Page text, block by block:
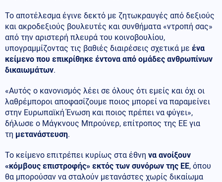
Το αποτέλεσμα έγινε δεκτό με ζητωκραυγές από δεξιούς
και ακροδεξιούς βουλευτές και συνθήματα «ντροπή σας»
από την αριστερή πλευρά του κοινοβουλίου,
υπογραμμίζοντας τις βαθιές διαιρέσεις σχετικά με ένα
κείμενο που επικρίθηκε έντονα από ομάδες ανθρωπίνων
δικαιωμάτων.
«Αυτός ο κανονισμός λέει σε όλους ότι εμείς και όχι οι
λαθρέμποροι αποφασίζουμε ποιος μπορεί να παραμείνει
στην Ευρωπαϊκή Ένωση και ποιος πρέπει να φύγει»,
δήλωσε ο Μάγκνους Μπρούνερ, επίτροπος της ΕΕ για
τη μετανάστευση.
Το κείμενο επιτρέπει κυρίως στα έθνη να ανοίξουν
«κόμβους επιστροφής» εκτός των συνόρων της ΕΕ, όπου
θα μπορούσαν να σταλούν μετανάστες χωρίς δικαίωμα